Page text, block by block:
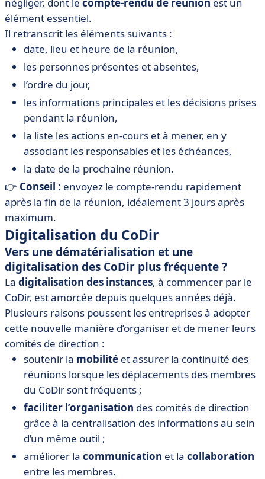
élément essentiel.
Il retranscrit les éléments suivants :
date, lieu et heure de la réunion,
les personnes présentes et absentes,
l’ordre du jour,
les informations principales et les décisions prises
pendant la réunion,
la liste les actions en-cours et à mener, en y
associant les responsables et les échéances,
la date de la prochaine réunion.
👉 Conseil : envoyez le compte-rendu rapidement
après la fin de la réunion, idéalement 3 jours après
maximum.
Digitalisation du CoDir
Vers une dématérialisation et une
digitalisation des CoDir plus fréquente ?
La digitalisation des instances, à commencer par le
CoDir, est amorcée depuis quelques années déjà.
Plusieurs raisons poussent les entreprises à adopter
cette nouvelle manière d’organiser et de mener leurs
comités de direction :
soutenir la mobilité et assurer la continuité des
réunions lorsque les déplacements des membres
du CoDir sont fréquents ;
faciliter l’organisation des comités de direction
grâce à la centralisation des informations au sein
d’un même outil ;
améliorer la communication et la collaboration
entre les membres.